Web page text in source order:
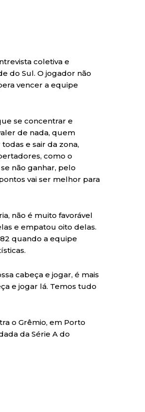
coletiva e
do Sul. O jogador não
vencer a equipe
se concentrar e
de nada, quem
e sair da zona,
como o
não ganhar, pelo
vai ser melhor para
não é muito favorável
e empatou oito delas.
quando a equipe
cabeça e jogar, é mais
e jogar lá. Temos tudo
o Grêmio, em Porto
da Série A do